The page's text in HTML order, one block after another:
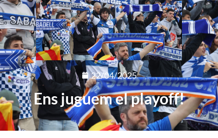
22/04/2025
Ens juguem el playoff!